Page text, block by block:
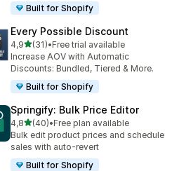
Built for Shopify
Every Possible Discount
4,9av 5 stjerner
(31)
Totalt 31 omtaler
•Free trial available
Increase AOV with Automatic
Discounts: Bundled, Tiered & More.
Built for Shopify
Springify: Bulk Price Editor
4,8av 5 stjerner
(40)
Totalt 40 omtaler
•Free plan available
Bulk edit product prices and schedule
sales with auto-revert
Built for Shopify